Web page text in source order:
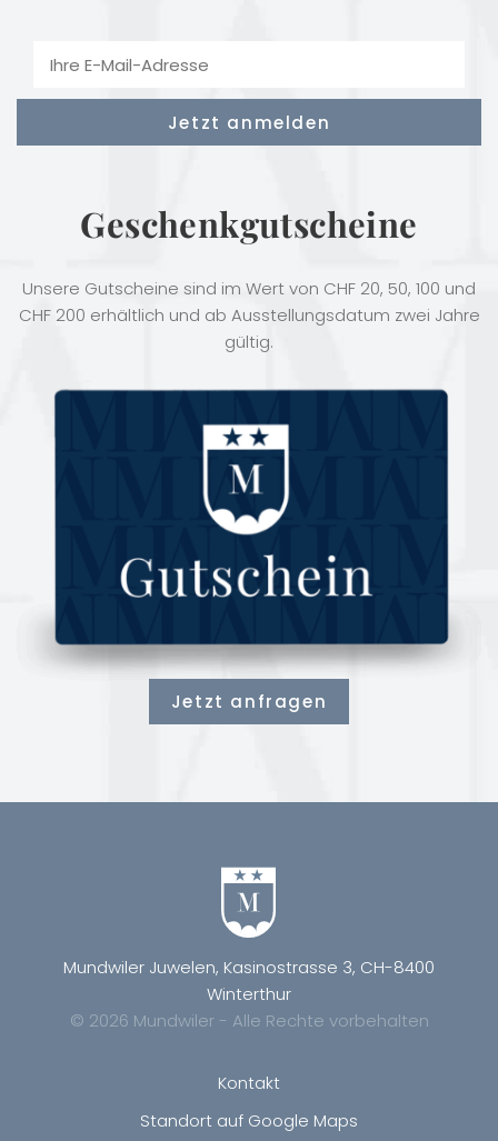
Geschenkgutscheine
Unsere Gutscheine sind im Wert von CHF 20, 50, 100 und
CHF 200 erhältlich und ab Ausstellungsdatum zwei Jahre
gültig.
Jetzt anfragen
Mundwiler Juwelen, Kasinostrasse 3, CH-8400
Winterthur
© 2026 Mundwiler - Alle Rechte vorbehalten
Kontakt
Standort auf Google Maps